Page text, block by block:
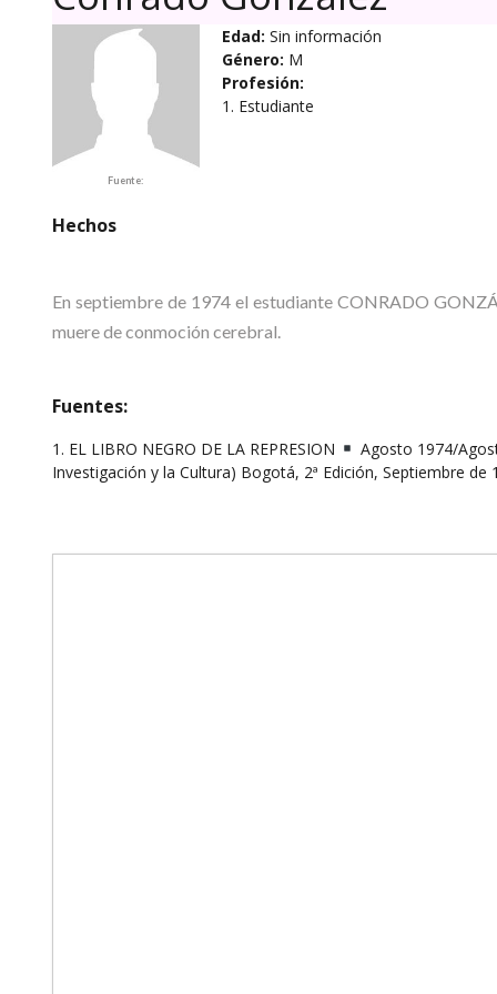
Fuente:
Edad: Sin información
Género: M
Profesión:
1. Estudiante
Hechos
En septiembre de 1974 el estudiante CONRADO
muere de conmoción cerebral.
Fuentes:
1. EL LIBRO NEGRO DE LA REPRESION
Agosto 1974/
Investigación y la Cultura) Bogotá, 2ª Edición, Septiembre de